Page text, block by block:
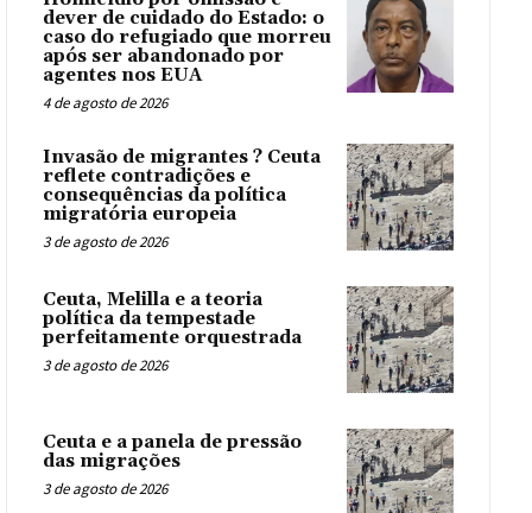
dever de cuidado do Estado: o
caso do refugiado que morreu
após ser abandonado por
agentes nos EUA
4 de agosto de 2026
Invasão de migrantes ? Ceuta
reflete contradições e
consequências da política
migratória europeia
3 de agosto de 2026
Ceuta, Melilla e a teoria
política da tempestade
perfeitamente orquestrada
3 de agosto de 2026
Ceuta e a panela de pressão
das migrações
3 de agosto de 2026